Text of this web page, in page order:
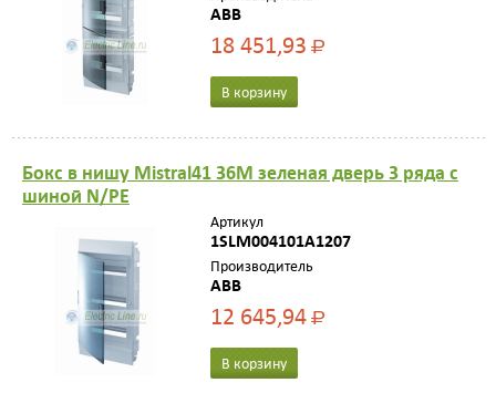
ABB
18 451,93Р
В корзину
Бокс в нишу Mistral41 36М зеленая дверь 3 ряда с
шиной N/PE
Артикул
1SLM004101A1207
Производитель
ABB
12 645,94Р
В корзину